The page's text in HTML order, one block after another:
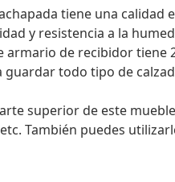
tiene una calidad
y resistencia a la
armario de recibidor
guardar todo tipo de
superior de este
También puedes